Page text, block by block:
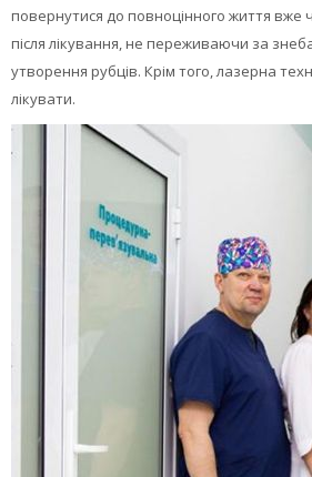
повернутися до повноцінного життя вже
після лікування, не переживаючи за
утворення рубців. Крім того, лазерна
лікувати.